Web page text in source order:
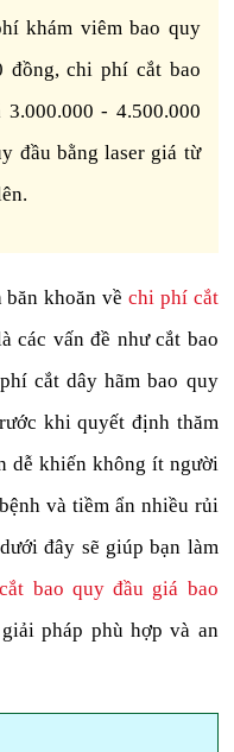
khám viêm bao quy
đồng, chi phí cắt bao
- 4.500.000
đầu bằng laser giá từ
khoăn về chi phí cắt
các vấn đề như cắt bao
cắt dây hãm bao quy
khi quyết định thăm
dễ khiến không ít người
và tiềm ẩn nhiều rủi
đây sẽ giúp bạn làm
cắt bao quy đầu giá bao
pháp phù hợp và an